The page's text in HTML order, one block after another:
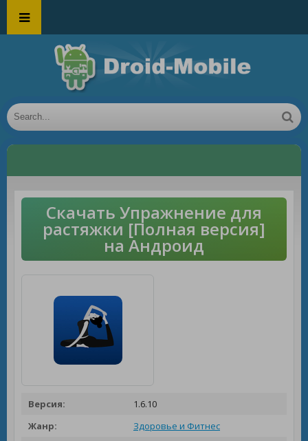
Скачать Упражнение для
растяжки [Полная версия]
на Андроид
Версия:
1.6.10
Жанр:
Здоровье и Фитнес